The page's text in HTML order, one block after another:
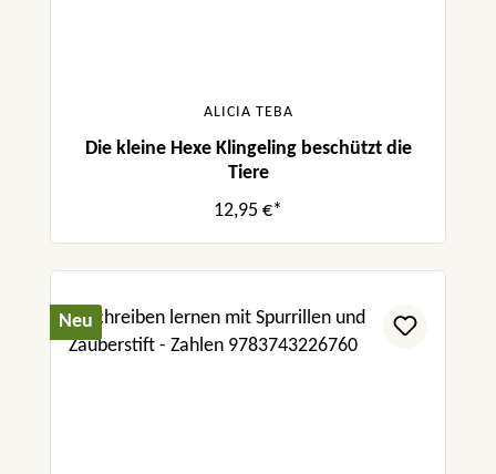
ALICIA TEBA
Die kleine Hexe Klingeling beschützt die
Tiere
12,95 €*
Neu